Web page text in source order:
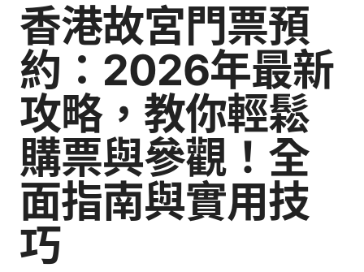
香港故宮門票預
約：2026年最新
攻略，教你輕鬆
購票與參觀！全
面指南與實用技
巧